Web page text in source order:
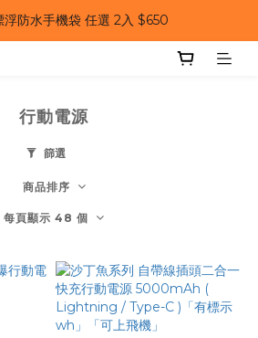
｜夏日風扇 第二件 69 折
防水手機袋 任選 2入 $650
行動電源
篩選
商品排序
每頁顯示 48 個